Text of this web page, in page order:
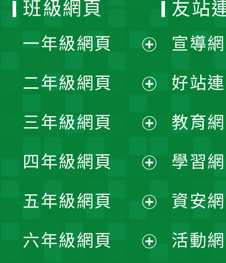
班級網頁
一年級網頁
開
選
單
二年級網頁
開
選
單
三年級網頁
開
選
單
四年級網頁
開
選
五年級網頁
開
六年級網頁
友站
宣導
好站
教育
學習
資安
活動